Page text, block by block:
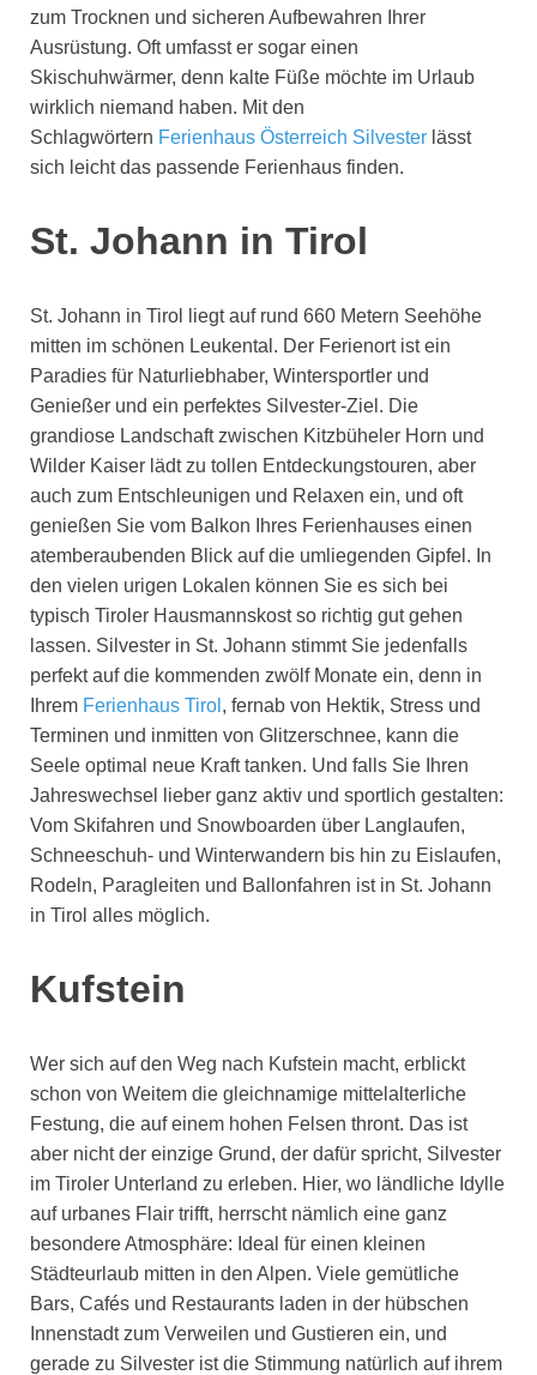
zum Trocknen und sicheren Aufbewahren Ihrer
Ausrüstung. Oft umfasst er sogar einen
Skischuhwärmer, denn kalte Füße möchte im Urlaub
wirklich niemand haben. Mit den
Schlagwörtern Ferienhaus Österreich Silvester lässt
sich leicht das passende Ferienhaus finden.
St. Johann in Tirol
St. Johann in Tirol liegt auf rund 660 Metern Seehöhe
mitten im schönen Leukental. Der Ferienort ist ein
Paradies für Naturliebhaber, Wintersportler und
Genießer und ein perfektes Silvester-Ziel. Die
grandiose Landschaft zwischen Kitzbüheler Horn und
Wilder Kaiser lädt zu tollen Entdeckungstouren, aber
auch zum Entschleunigen und Relaxen ein, und oft
genießen Sie vom Balkon Ihres Ferienhauses einen
atemberaubenden Blick auf die umliegenden Gipfel. In
den vielen urigen Lokalen können Sie es sich bei
typisch Tiroler Hausmannskost so richtig gut gehen
lassen. Silvester in St. Johann stimmt Sie jedenfalls
perfekt auf die kommenden zwölf Monate ein, denn in
Ihrem Ferienhaus Tirol , fernab von Hektik, Stress und
Terminen und inmitten von Glitzerschnee, kann die
Seele optimal neue Kraft tanken. Und falls Sie Ihren
Jahreswechsel lieber ganz aktiv und sportlich gestalten:
Vom Skifahren und Snowboarden über Langlaufen,
Schneeschuh- und Winterwandern bis hin zu Eislaufen,
Rodeln, Paragleiten und Ballonfahren ist in St. Johann
in Tirol alles möglich.
Kufstein
Wer sich auf den Weg nach Kufstein macht, erblickt
schon von Weitem die gleichnamige mittelalterliche
Festung, die auf einem hohen Felsen thront. Das ist
aber nicht der einzige Grund, der dafür spricht, Silvester
im Tiroler Unterland zu erleben. Hier, wo ländliche Idylle
auf urbanes Flair trifft, herrscht nämlich eine ganz
besondere Atmosphäre: Ideal für einen kleinen
Städteurlaub mitten in den Alpen. Viele gemütliche
Bars, Cafés und Restaurants laden in der hübschen
Innenstadt zum Verweilen und Gustieren ein, und
gerade zu Silvester ist die Stimmung natürlich auf ihrem